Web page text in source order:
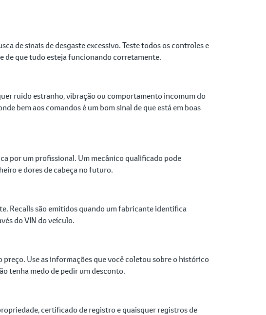
de sinais de desgaste excessivo. Teste todos os controles e
de que tudo esteja funcionando corretamente.
ruído estranho, vibração ou comportamento incomum do
bem aos comandos é um bom sinal de que está em boas
por um profissional. Um mecânico qualificado pode
e dores de cabeça no futuro.
Recalls são emitidos quando um fabricante identifica
do VIN do veículo.
Use as informações que você coletou sobre o histórico
tenha medo de pedir um desconto.
certificado de registro e quaisquer registros de